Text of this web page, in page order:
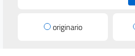
originario